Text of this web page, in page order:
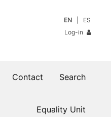
EN
ES
Log-in
Search
Contact
Equality Unit